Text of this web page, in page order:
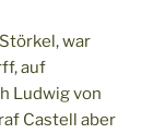
war
auf
Ludwig von
Castell aber